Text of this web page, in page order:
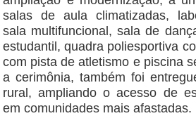
salas de aula climatizadas,
sala multifuncional, sala de
estudantil, quadra poliesportiva
com pista de atletismo e piscina
a cerimônia, também foi
rural, ampliando o acesso de
em comunidades mais afastadas.